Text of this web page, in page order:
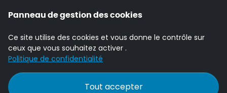
Panneau de gestion des cookies
Ce site utilise des cookies et vous donne le contrôle sur
ceux que vous souhaitez activer .
Politique de confidentialité
Tout accepter